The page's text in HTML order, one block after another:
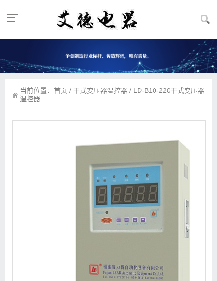
当前位置： 首页 / 干式变压器温控器 / LD-B10-220干式变压器
温控器